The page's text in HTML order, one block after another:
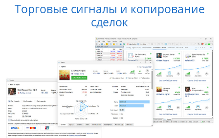
Торговые сигналы и копирование
сделок